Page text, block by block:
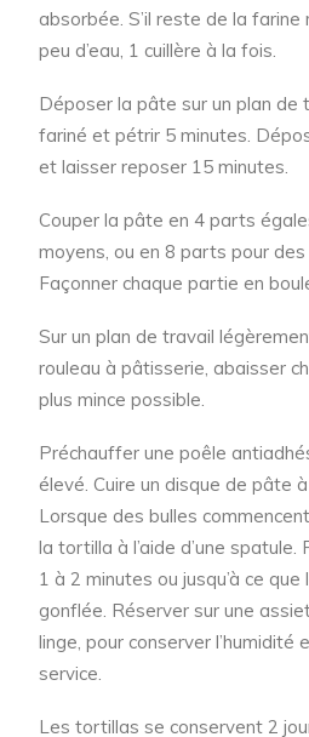
absorbée. S’il reste de la
peu d’eau, 1 cuillère à la fois.
Déposer la pâte sur un plan de
fariné et pétrir 5 minutes.
et laisser reposer 15 minutes.
Couper la pâte en 4 parts
moyens, ou en 8 parts pour
Façonner chaque partie en
Sur un plan de travail
rouleau à pâtisserie, abaisser
plus mince possible.
Préchauffer une poêle
élevé. Cuire un disque de pâte
Lorsque des bulles
la tortilla à l’aide d’une spatule.
1 à 2 minutes ou jusqu’à ce
gonflée. Réserver sur une
linge, pour conserver l’humidité
service.
Les tortillas se conservent 2